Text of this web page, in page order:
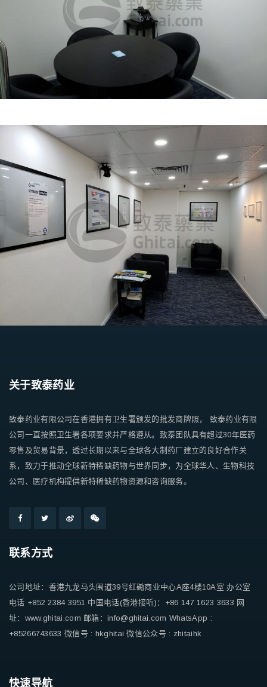
关于致泰药业
致泰药业有限公司在香港拥有卫生署颁发的批发商牌照， 致泰药业有限
公司一直按照卫生署各项要求并严格遵从。致泰团队具有超过30年医药
零售及贸易背景，透过长期以来与全球各大制药厂建立的良好合作关
系，致力于推动全球新特稀缺药物与世界同步，为全球华人、生物科技
公司、医疗机构提供新特稀缺药物资源和咨询服务。
联系方式
公司地址：香港九龙马头围道39号红磡商业中心A座4楼10A室 办公室
电话 +852 2384 3951 中国电话(香港接听)：+86 147 1623 3633 网
址：www.ghitai.com 邮箱：info@ghitai.com WhatsApp :
+85266743633 微信号 : hkghitai 微信公众号 : zhitaihk
快速导航